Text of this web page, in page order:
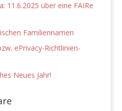
11.6.2025 über eine FAIRe
Familiennamen
ePrivacy-Richtlinien-
Neues Jahr!